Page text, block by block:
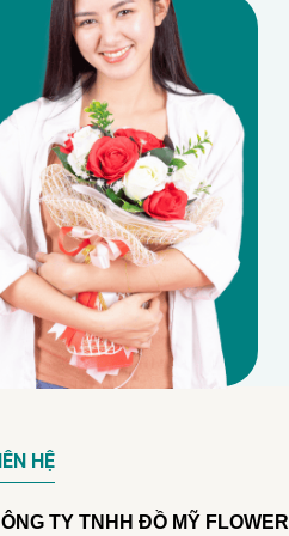
HỆ
TY TNHH ĐỒ MỸ FLOWER